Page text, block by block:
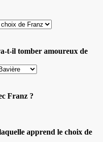
t-il tomber amoureux de
Franz ?
apprend le choix de